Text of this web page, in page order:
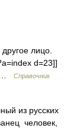
лицо.
d=23]]
…
Справочник
из русских
человек,